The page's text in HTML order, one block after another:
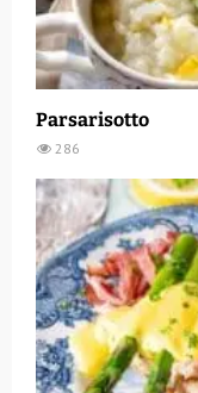
Parsarisotto
286